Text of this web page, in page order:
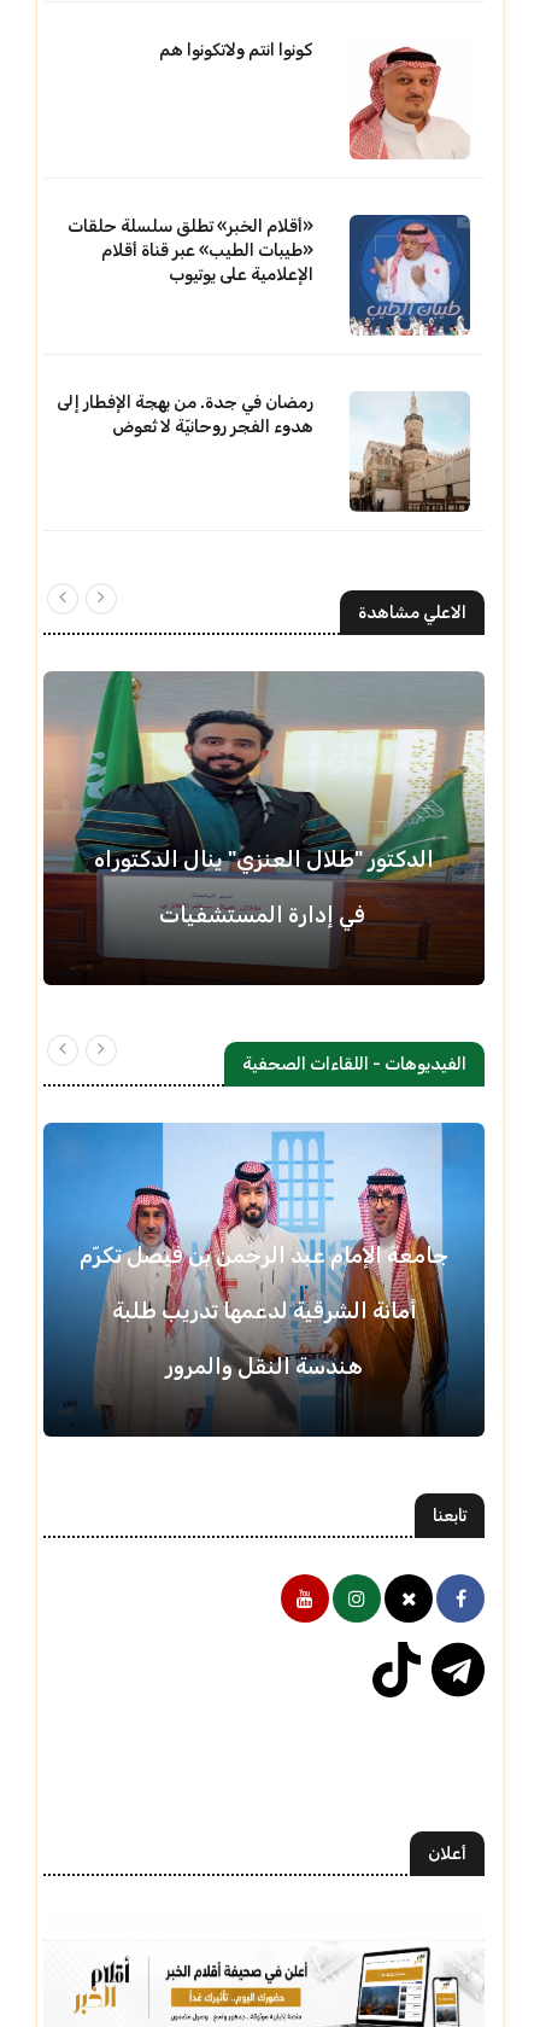
كونوا انتم ولاتكونوا هم
«أقلام الخبر» تطلق سلسلة حلقات
«طيبات الطيب» عبر قناة أقلام
الإعلامية على يوتيوب
رمضان في جدة. من بهجة الإفطار إلى
هدوء الفجر روحانيّة لا تُعوض
الاعلي مشاهدة
الدكتور "طلال العنزي" ينال الدكتوراه
في إدارة المستشفيات
الفيديوهات - اللقاءات الصحفية
جامعة الإمام عبد الرحمن بن فيصل تكرّم
أمانة الشرقية لدعمها تدريب طلبة
هندسة النقل والمرور
تابعنا
أعلان